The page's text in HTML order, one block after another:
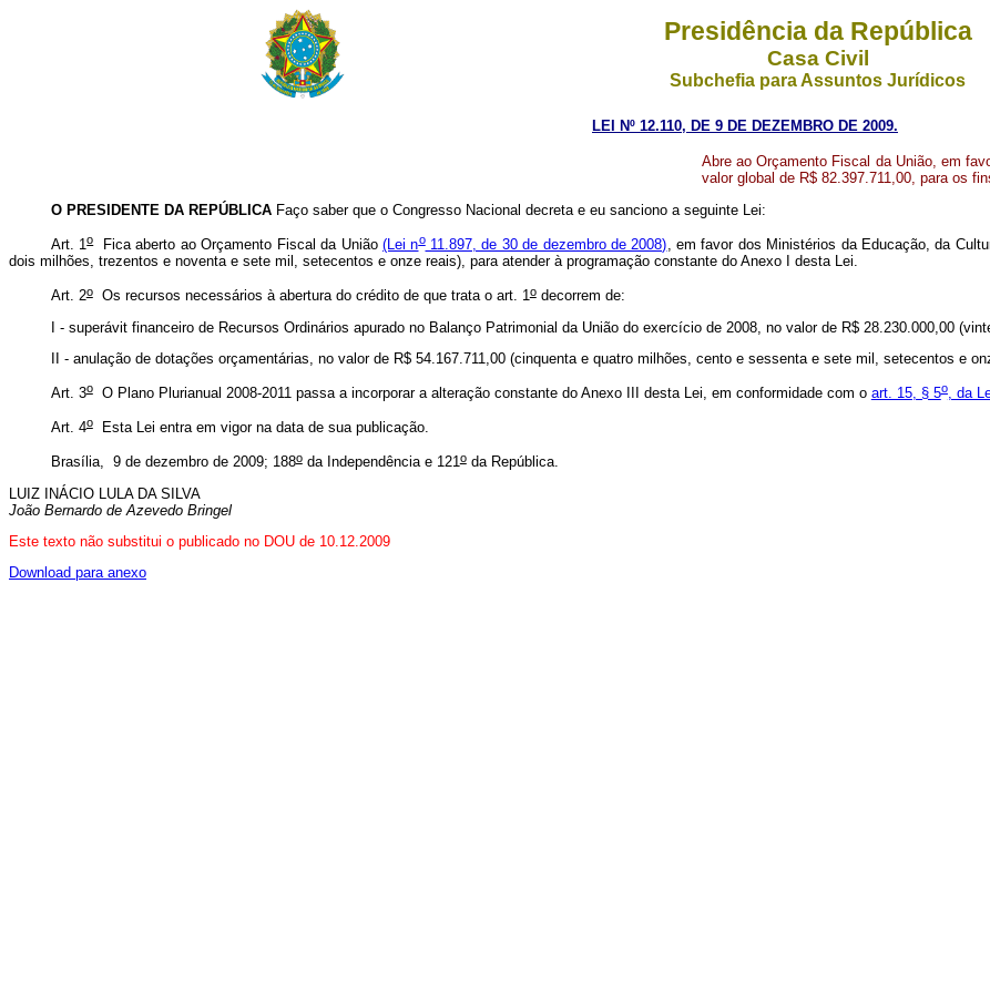
Presidência da República
Casa Civil
Subchefia para Assuntos Jurídicos
LEI Nº 12.110, DE 9 DE DEZEMBRO DE 2009.
Abre ao Orçamento Fiscal da União, em
valor global de R$ 82.397.711,00, para os
O PRESIDENTE DA REPÚBLICA Faço saber que o Congresso Nacional decreta e eu sanciono a seguinte Lei:
Art. 1oFica aberto ao Orçamento Fiscal da União(Lei no11.897, de 30 de dezembro de 2008), em favor dos Ministérios da Educação, da
dois milhões, trezentos e noventa e sete mil, setecentos e onze reais), para atender à programação constante do Anexo I desta Lei.
Art. 2oOs recursos necessários à abertura do crédito de que trata o art. 1odecorrem de:
I - superávit financeiro de Recursos Ordinários apurado no Balanço Patrimonial da União do exercício de 2008, no valor de R$ 28.230.000,00
II - anulação de dotações orçamentárias, no valor de R$ 54.167.711,00 (cinquenta e quatro milhões, cento e sessenta e sete mil, setecentos e
Art. 3oO Plano Plurianual 2008-2011 passa a incorporar a alteração constante do Anexo III desta Lei, em conformidade com o art. 15, § 5o, da
Art. 4oEsta Lei entra em vigor na data de sua publicação.
Brasília, 9 de dezembro de 2009; 188oda Independência e 121oda República.
LUIZ INÁCIO LULA DA SILVA
João Bernardo de Azevedo Bringel
Este texto não substitui o publicado no DOU de 10.12.2009
Download para anexo